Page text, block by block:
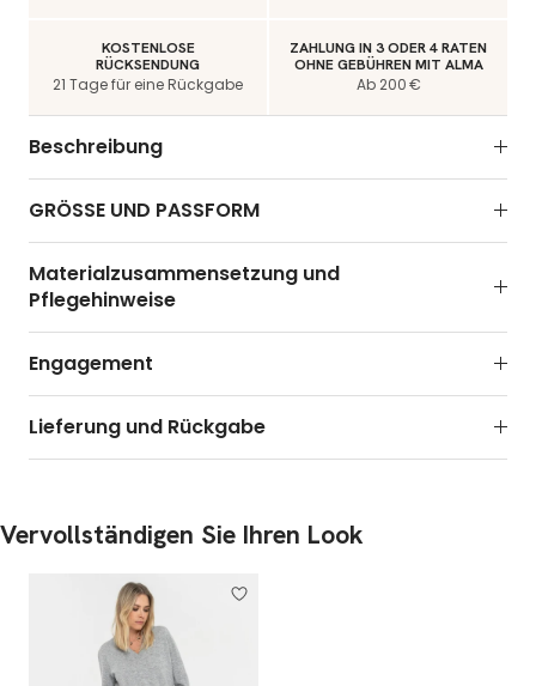
KOSTENLOSE
RÜCKSENDUNG
21 Tage für eine Rückgabe
ZAHLUNG IN 3 ODER 4 RATEN
OHNE GEBÜHREN MIT ALMA
Ab 200 €
Beschreibung
GRÖSSE UND PASSFORM
Materialzusammensetzung und
Pflegehinweise
Engagement
Lieferung und Rückgabe
Vervollständigen Sie Ihren Look